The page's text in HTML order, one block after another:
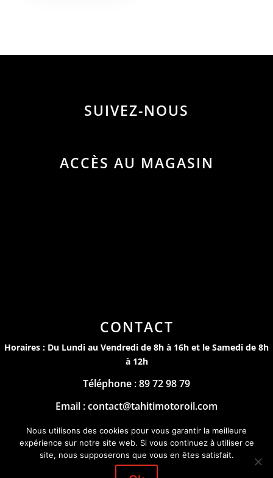
SUIVEZ-NOUS
ACCÈS AU MAGASIN
CONTACT
Horaires : Du Lundi au Vendredi de 8h à 16h et le Samedi de 8h
à 12h
Téléphone : 89 72 98 79
Email : contact@tahitimotoroil.com
Mentions Légales
by
Nous utilisons des cookies pour vous garantir la meilleure
expérience sur notre site web. Si vous continuez à utiliser ce
site, nous supposerons que vous en êtes satisfait.